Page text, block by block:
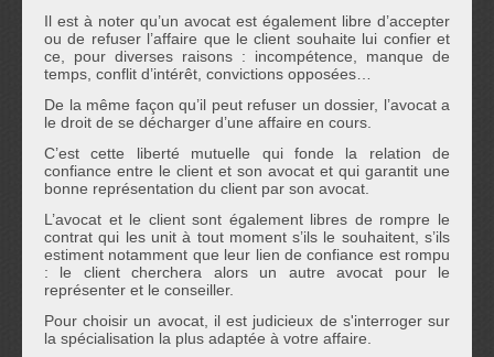
Il est à noter qu’un avocat est également libre d’accepter
ou de refuser l’affaire que le client souhaite lui confier et
ce, pour diverses raisons : incompétence, manque de
temps, conflit d’intérêt, convictions opposées…
De la même façon qu’il peut refuser un dossier, l’avocat a
le droit de se décharger d’une affaire en cours.
C’est cette liberté mutuelle qui fonde la relation de
confiance entre le client et son avocat et qui garantit une
bonne représentation du client par son avocat.
L’avocat et le client sont également libres de rompre le
contrat qui les unit à tout moment s’ils le souhaitent, s’ils
estiment notamment que leur lien de confiance est rompu
: le client cherchera alors un autre avocat pour le
représenter et le conseiller.
Pour choisir un avocat, il est judicieux de s'interroger sur
la spécialisation la plus adaptée à votre affaire.